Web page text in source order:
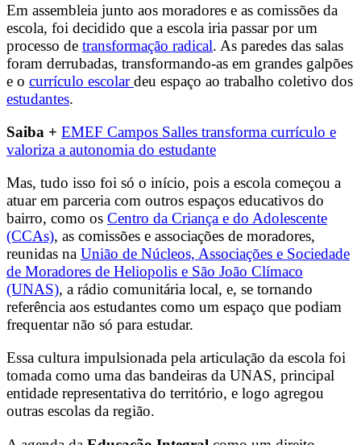
Em assembleia junto aos moradores e as comissões da
escola, foi decidido que a escola iria passar por um
processo de transformação radical. As paredes das salas
foram derrubadas, transformando-as em grandes galpões
e o currículo escolardeu espaço ao trabalho coletivo dos
estudantes.
Saiba + EMEF Campos Salles transforma currículo e
valoriza a autonomia do estudante
Mas, tudo isso foi só o início, pois a escola começou a
atuar em parceria com outros espaços educativos do
bairro, como os Centro da Criança e do Adolescente
(CCAs), as comissões e associações de moradores,
reunidas na União de Núcleos, Associações e Sociedade
de Moradores de Heliopolis e São João Clímaco
(UNAS), a rádio comunitária local, e, se tornando
referência aos estudantes como um espaço que podiam
frequentar não só para estudar.
Essa cultura impulsionada pela articulação da escola foi
tomada como uma das bandeiras da UNAS, principal
entidade representativa do território, e logo agregou
outras escolas da região.